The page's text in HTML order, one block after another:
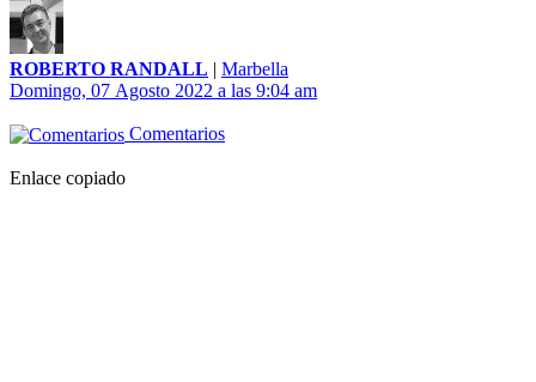
ROBERTO RANDALL | Marbella
Domingo, 07 Agosto 2022 a las 9:04 am
Comentarios
Enlace copiado